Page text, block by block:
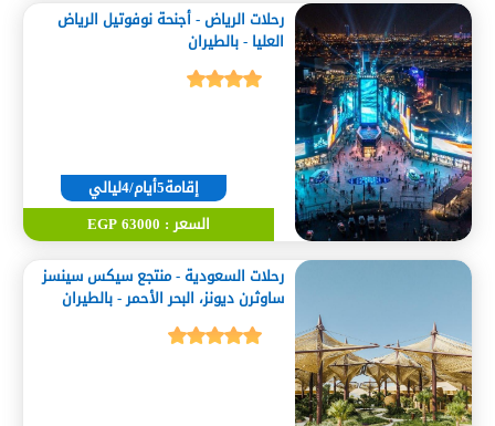
رحلات الرياض - أجنحة نوفوتيل الرياض
العليا - بالطيران
إقامة5أيام/4ليالي
السعر : 63000 EGP
رحلات السعودية - منتجع سيكس سينسز
ساوثرن ديونز، البحر الأحمر - بالطيران